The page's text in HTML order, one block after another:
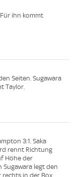
ihn kommt
Seiten. Sugawara
Taylor.
3:1. Saka
rennt Richtung
Höhe der
Sugawara legt den
rechts in der Box